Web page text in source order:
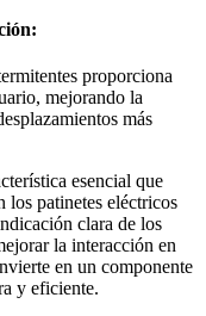
proporciona
mejorando la
más
esencial que
los patinetes eléctricos
clara de los
la interacción en
en un componente
y eficiente.